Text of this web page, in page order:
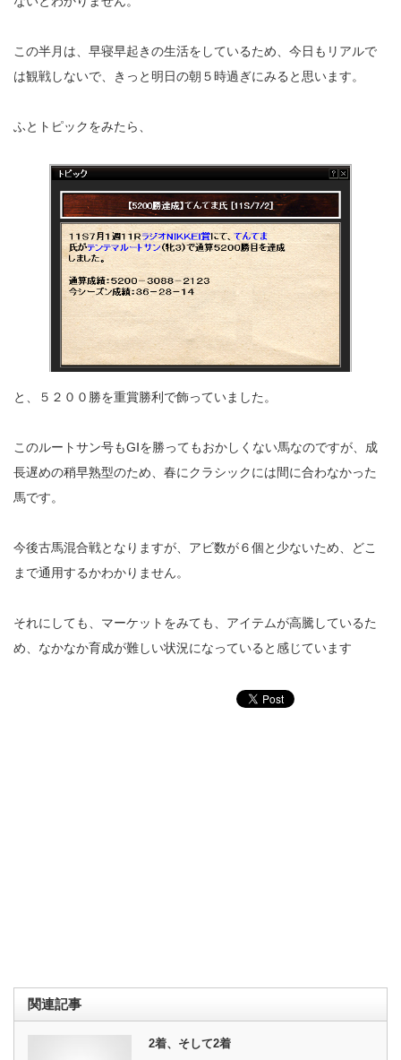
この半月は、早寝早起きの生活をしているため、今日もリアルで
は観戦しないで、きっと明日の朝５時過ぎにみると思います。
ふとトピックをみたら、
と、５２００勝を重賞勝利で飾っていました。
このルートサン号もGⅠを勝ってもおかしくない馬なのですが、成
長遅めの稍早熟型のため、春にクラシックには間に合わなかった
馬です。
今後古馬混合戦となりますが、アビ数が６個と少ないため、どこ
まで通用するかわかりません。
それにしても、マーケットをみても、アイテムが高騰しているた
め、なかなか育成が難しい状況になっていると感じています
関連記事
2着、そして2着